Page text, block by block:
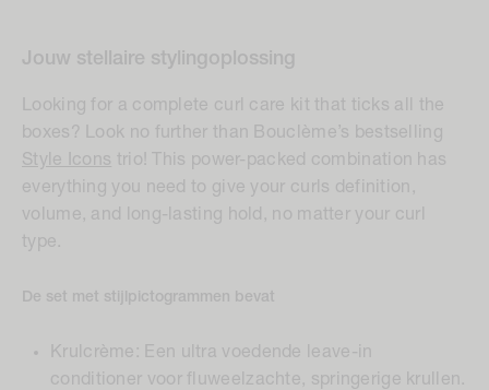
Jouw stellaire stylingoplossing
Looking for a complete curl care kit that ticks all the
boxes? Look no further than Bouclème’s bestselling
Style Icons trio! This power-packed combination has
everything you need to give your curls definition,
volume, and long-lasting hold, no matter your curl
type.
De set met stijlpictogrammen bevat
Krulcrème: Een ultra voedende leave-in
conditioner voor fluweelzachte, springerige krullen.